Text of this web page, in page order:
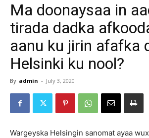
Ma doonaysaa in
tirada dadka
aanu ku jirin afafka
Helsinki ku nool?
By admin - July 3, 2020
Wargeyska Helsingin sanomat ayaa